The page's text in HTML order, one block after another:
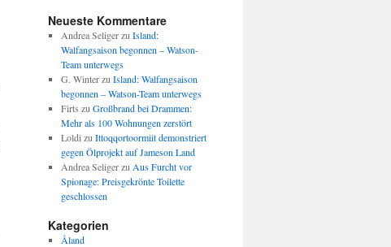
Neueste Kommentare
Andrea Seligerzu Island:
Walfangsaison begonnen – Watson-
Team unterwegs
G. Winterzu Island: Walfangsaison
begonnen – Watson-Team unterwegs
Firts zu Großbrand bei Drammen:
Mehr als 100 Wohnungen zerstört
Loldi zu Ittoqqortoormiit demonstriert
gegen Ölprojekt auf Jameson Land
Andrea Seligerzu Aus Furcht vor
Spionage: Preisgekrönte Toilette
geschlossen
Kategorien
Åland